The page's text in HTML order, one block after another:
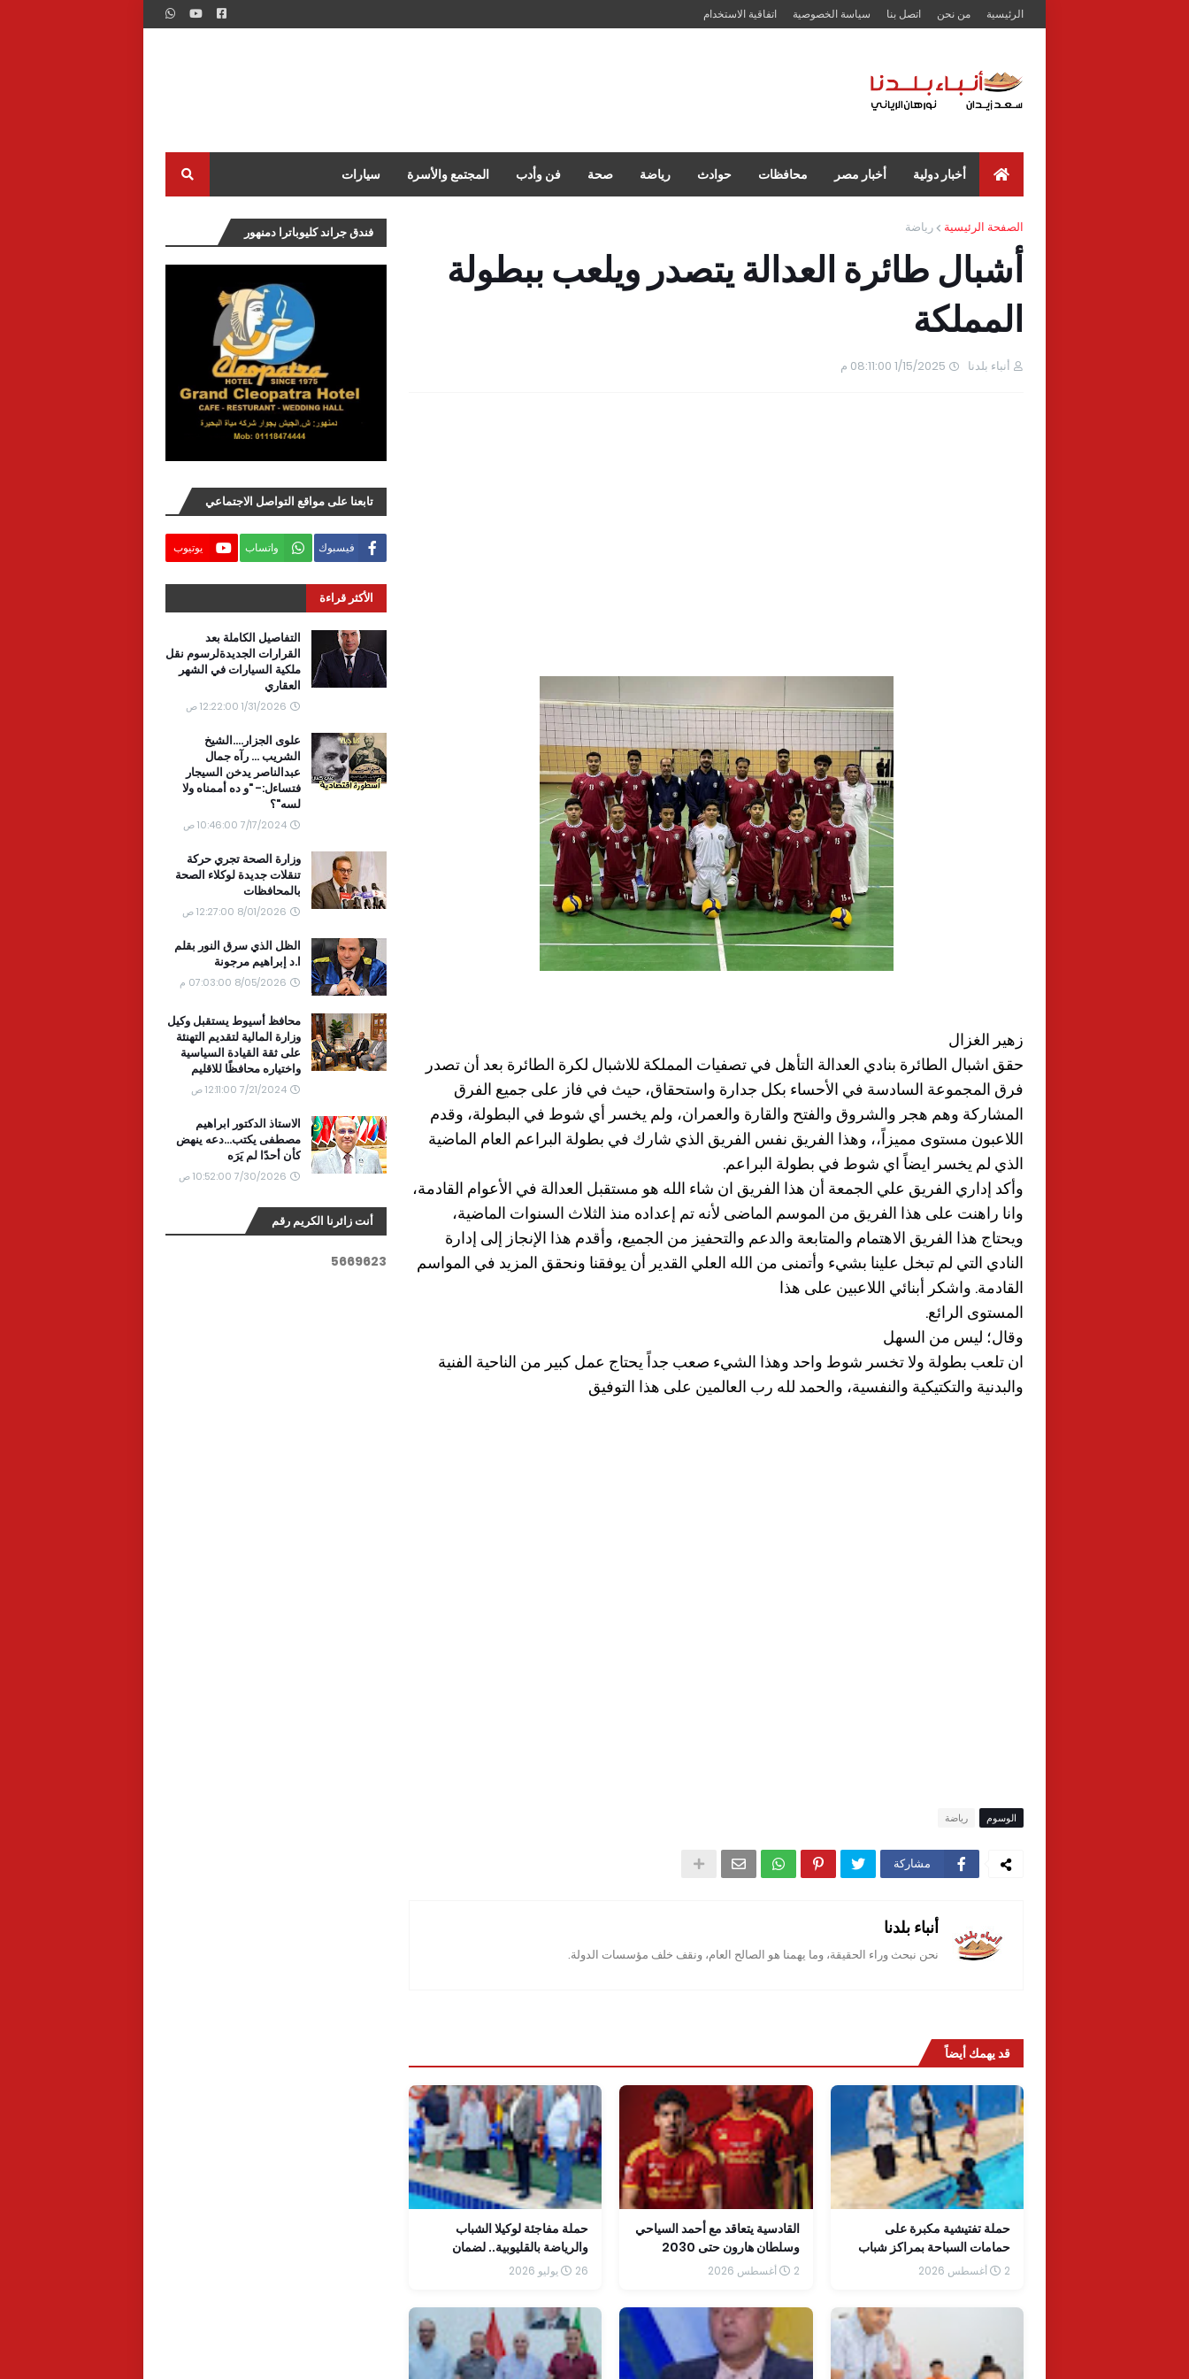
الرئيسية من نحن اتصل بنا سياسة الخصوصية اتفاقية الاستخدام
أخبار دولية أخبار مصر محافظات حوادث رياضة صحة فن وأدب المجتمع والأسرة سيارات
الصفحة الرئيسية رياضة
أشبال طائرة العدالة يتصدر ويلعب ببطولة
المملكة
أنباء بلدنا 1/15/2025 08:11:00 م
زهير الغزال
حقق اشبال الطائرة بنادي العدالة التأهل في تصفيات المملكة للاشبال لكرة الطائرة بعد أن تصدر
فرق المجموعة السادسة في الأحساء بكل جدارة واستحقاق، حيث في فاز على جميع الفرق
المشاركة وهم هجر والشروق والفتح والقارة والعمران، ولم يخسر أي شوط في البطولة، وقدم
اللاعبون مستوى مميزاً،، وهذا الفريق نفس الفريق الذي شارك في بطولة البراعم العام الماضية
الذي لم يخسر ايضاً اي شوط في بطولة البراعم.
وأكد إداري الفريق علي الجمعة أن هذا الفريق ان شاء الله هو مستقبل العدالة في الأعوام القادمة،
وانا راهنت على هذا الفريق من الموسم الماضى لأنه تم إعداده منذ الثلاث السنوات الماضية،
ويحتاج هذا الفريق الاهتمام والمتابعة والدعم والتحفيز من الجميع، وأقدم هذا الإنجاز إلى إدارة
النادي التي لم تبخل علينا بشيء وأتمنى من الله العلي القدير أن يوفقنا ونحقق المزيد في المواسم
القادمة. واشكر أبنائي اللاعبين على هذا
المستوى الرائع.
وقال؛ ليس من السهل
ان تلعب بطولة ولا تخسر شوط واحد وهذا الشيء صعب جداً يحتاج عمل كبير من الناحية الفنية
والبدنية والتكتيكية والنفسية، والحمد لله رب العالمين على هذا التوفيق
الوسوم رياضة
مشاركة
أنباء بلدنا
نحن نبحث وراء الحقيقة، وما يهمنا هو الصالح العام، ونقف خلف مؤسسات الدولة.
قد يهمك أيضاً
حملة تفتيشية مكبرة على
حمامات السباحة بمراكز شباب
وأندية الخانكة
2 أغسطس 2026
القادسية يتعاقد مع أحمد السياحي
وسلطان هارون حتى 2030
2 أغسطس 2026
حملة مفاجئة لوكيلا الشباب
والرياضة بالقليوبية.. لضمان
تطبيق اشتراطات الأمن والسلامة
26 يوليو 2026
فندق جراند كليوباترا دمنهور
تابعنا على مواقع التواصل الاجتماعي
فيسبوك واتساب يوتيوب
الأكثر قراءة
التفاصيل الكاملة بعد
القرارات الجديدةلرسوم نقل
ملكية السيارات في الشهر
العقاري
1/31/2026 12:22:00 ص
علوى الجزار....الشيخ
الشريب ... رآه جمال
عبدالناصر يدخن السيجار
فتساءل:- "و ده أممناه ولا
لسه"؟
7/17/2024 10:46:00 ص
وزارة الصحة تجري حركة
تنقلات جديدة لوكلاء الصحة
بالمحافظات
8/01/2026 12:27:00 ص
الظل الذي سرق النور بقلم
ا.د إبراهيم مرجونة
8/05/2026 07:03:00 م
محافظ أسيوط يستقبل وكيل
وزارة المالية لتقديم التهنئة
على ثقة القيادة السياسية
واختياره محافظًا للاقليم
7/21/2024 12:11:00 ص
الاستاذ الدكتور ابراهيم
مصطفى يكتب...دعه ينهض
كأن أحدًا لم يَرَه
7/30/2026 10:52:00 ص
أنت زائرنا الكريم رقم
5669623